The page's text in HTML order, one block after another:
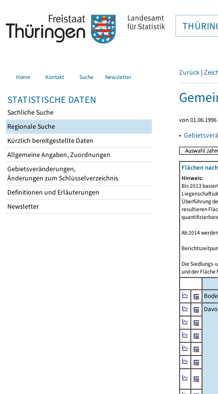
Home Kontakt Suche Newsletter
STATISTISCHE DATEN
Sachliche Suche
Regionale Suche
Kürzlich bereitgestellte Daten
Allgemeine Angaben, Zuordnungen
Gebietsveränderungen,
Änderungen zum Schlüsselverzeichnis
Definitionen und Erläuterungen
Newsletter
Zurück |
von
▸
Flächen
Hinweis:
Bis 2013
Überführung
resultieren
Ab 2014
Die Siedlungs-
und der Fläche